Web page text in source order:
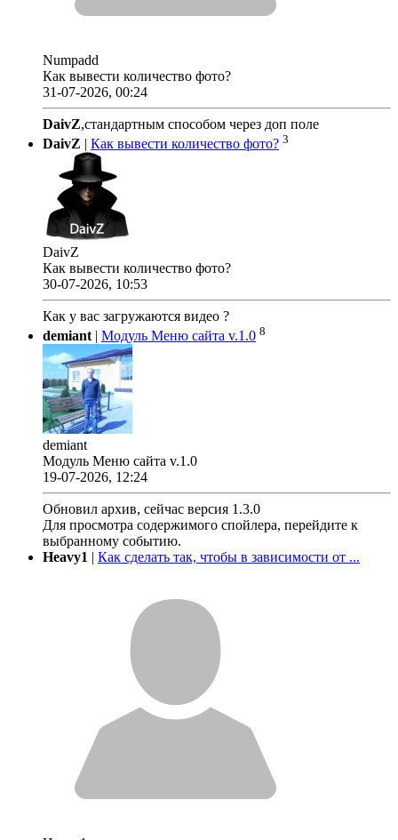
Numpadd
Как вывести количество фото?
31-07-2026, 00:24
DaivZ,стандартным способом через доп поле
DaivZ | Как вывести количество фото? 3
DaivZ
Как вывести количество фото?
30-07-2026, 10:53
Как у вас загружаются видео ?
demiant | Модуль Меню сайта v.1.0 8
demiant
Модуль Меню сайта v.1.0
19-07-2026, 12:24
Обновил архив, сейчас версия 1.3.0
Для просмотра содержимого спойлера, перейдите к
выбранному событию.
Heavy1 | Как сделать так, чтобы в зависимости от ...